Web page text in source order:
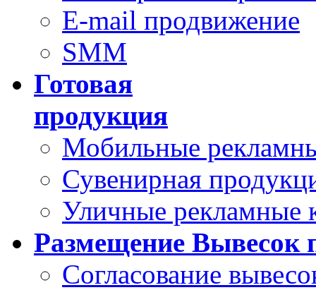
E-mail продвижение
SMM
Готовая
продукция
Мобильные
Сувенирная
Уличные рекламные
Размещение Вывесок
Согласование